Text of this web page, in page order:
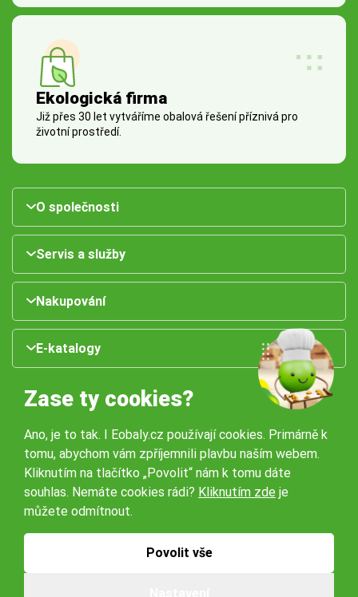
Ekologická firma
Již přes 30 let vytváříme obalová řešení příznivá pro
životní prostředí.
O společnosti
Servis a služby
Nakupování
E-katalogy
Naše pobočky:
Obchodní podmínky
Zase ty cookies?
Ano, je to tak. I Eobaly.cz používají cookies. Primárně k
tomu, abychom vám zpříjemnili plavbu naším webem.
Kliknutím na tlačítko „Povolit“ nám k tomu dáte
souhlas. Nemáte cookies rádi? Kliknutím zde je
můžete odmítnout.
Povolit vše